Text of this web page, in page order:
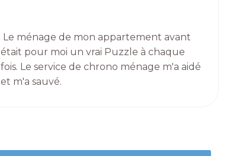
Le ménage de mon appartement avant
était pour moi un vrai Puzzle à chaque
fois. Le service de chrono ménage m'a aidé
et m'a sauvé.